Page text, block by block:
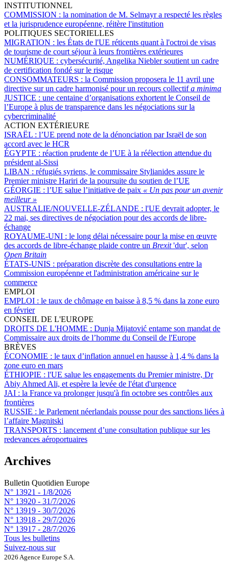
INSTITUTIONNEL
COMMISSION : la nomination de M. Selmayr a respecté les règles
et la jurisprudence européenne, réitère l'institution
POLITIQUES SECTORIELLES
MIGRATION : les États de l'UE réticents quant à l'octroi de visas
de tourisme de court séjour à leurs frontières extérieures
NUMÉRIQUE : cybersécurité, Angelika Niebler soutient un cadre
de certification fondé sur le risque
CONSOMMATEURS : la Commission proposera le 11 avril une
directive sur un cadre harmonisé pour un recours collectifa minima
JUSTICE : une centaine d’organisations exhortent le Conseil de
l’Europe à plus de transparence dans les négociations sur la
cybercriminalité
ACTION EXTÉRIEURE
ISRAËL : l’UE prend note de la dénonciation par Israël de son
accord avec le HCR
ÉGYPTE : réaction prudente de l’UE à la réélection attendue du
président al-Sissi
LIBAN : réfugiés syriens, le commissaire Stylianides assure le
Premier ministre Hariri de la poursuite du soutien de l’UE
GÉORGIE : l’UE salue l’initiative de paix « Un pas pour un avenir
meilleur »
AUSTRALIE/NOUVELLE-ZÉLANDE : l'UE devrait adopter, le
22 mai, ses directives de négociation pour des accords de libre-
échange
ROYAUME-UNI : le long délai nécessaire pour la mise en œuvre
des accords de libre-échange plaide contre un Brexit'dur', selon
Open Britain
ÉTATS-UNIS : préparation discrète des consultations entre la
Commission européenne et l'administration américaine sur le
commerce
EMPLOI
EMPLOI : le taux de chômage en baisse à 8,5 % dans la zone euro
en février
CONSEIL DE L'EUROPE
DROITS DE L'HOMME : Dunja Mijatović entame son mandat de
Commissaire aux droits de l’homme du Conseil de l'Europe
BRÈVES
ÉCONOMIE : le taux d’inflation annuel en hausse à 1,4 % dans la
zone euro en mars
ÉTHIOPIE : l'UE salue les engagements du Premier ministre, Dr
Abiy Ahmed Ali, et espère la levée de l'état d'urgence
JAI : la France va prolonger jusqu'à fin octobre ses contrôles aux
frontières
RUSSIE : le Parlement néerlandais pousse pour des sanctions liées à
l’affaire Magnitski
TRANSPORTS : lancement d’une consultation publique sur les
redevances aéroportuaires
Archives
Bulletin Quotidien Europe
N° 13921 - 1/8/2026
N° 13920 - 31/7/2026
N° 13919 - 30/7/2026
N° 13918 - 29/7/2026
N° 13917 - 28/7/2026
Tous les bulletins
Suivez-nous sur
2026 Agence Europe S.A.